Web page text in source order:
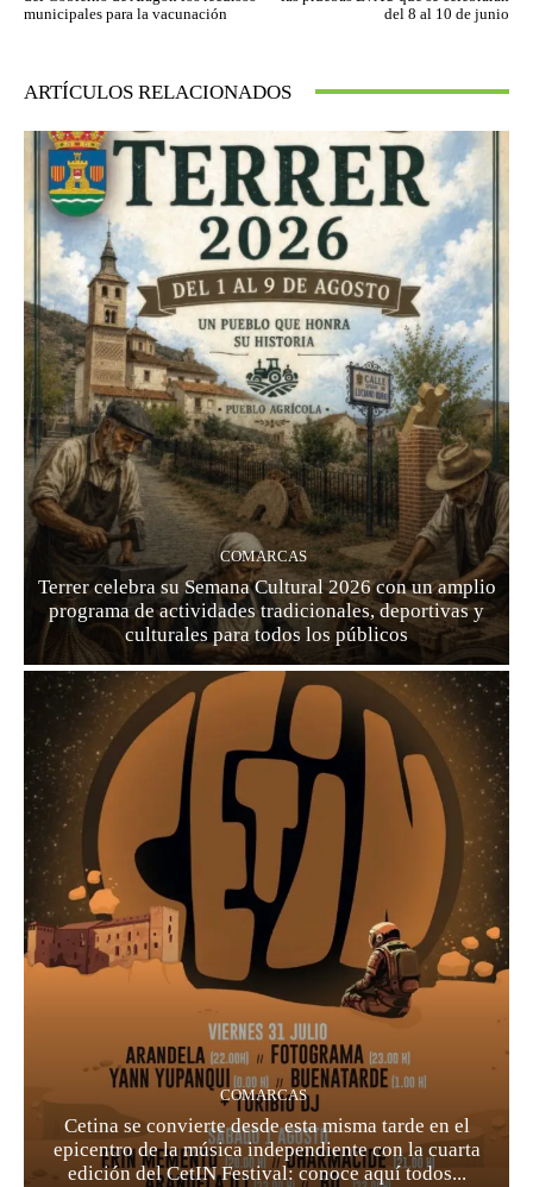
municipales para la vacunación
del 8 al 10 de junio
ARTÍCULOS RELACIONADOS
COMARCAS
Terrer celebra su Semana Cultural 2026 con un amplio
programa de actividades tradicionales, deportivas y
culturales para todos los públicos
COMARCAS
Cetina se convierte desde esta misma tarde en el
epicentro de la música independiente con la cuarta
edición del CetIN Festival: conoce aquí todos...